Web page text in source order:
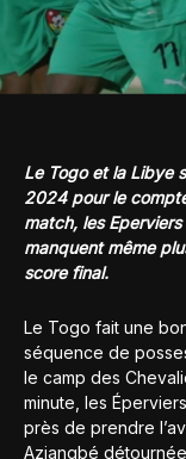
Le Togo et la Libye
2024 pour le
match, les
manquent même
score final.
Le Togo fait une
séquence de
le camp des
minute, les
près de prendre
Aziangbé